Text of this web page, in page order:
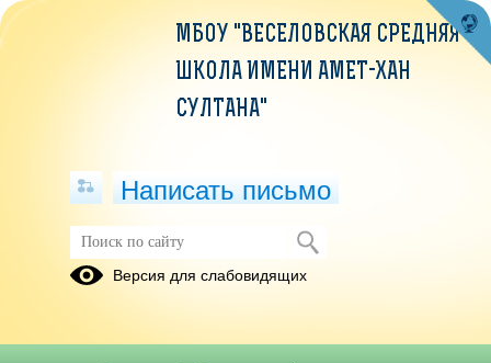
Противодействие коррупции
МБОУ "ВЕСЕЛОВСКАЯ СРЕДНЯЯ
ШКОЛА ИМЕНИ АМЕТ-ХАН
СУЛТАНА"
Написать письмо
Версия для слабовидящих